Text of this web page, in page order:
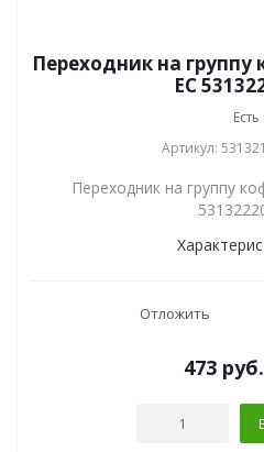
Переходник на группу
EC
Артикул:
Переходник на группу
Отложить
473руб.